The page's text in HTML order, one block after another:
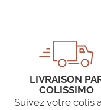
LIVRAISON
COLISSIMO
Suivez votre colis